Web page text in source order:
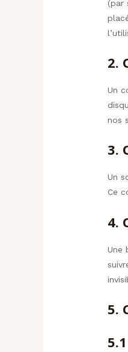
(par
2.
Un
nos
3.
Un
Ce
4.
Une
5.